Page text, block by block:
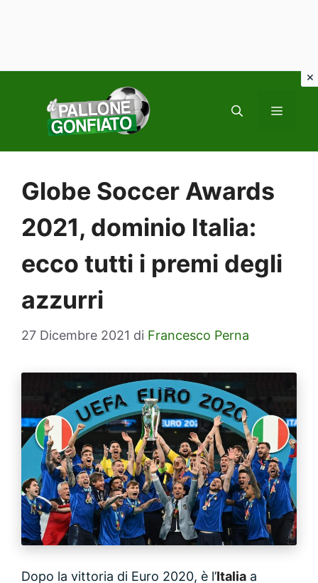
contenuto
MENU
Globe Soccer Awards
2021, dominio Italia:
ecco tutti i premi degli
azzurri
27 Dicembre 2021 di Francesco Perna
Dopo la vittoria di Euro 2020, è l’Italia a